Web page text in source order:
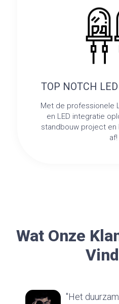
TOP NOTCH
Met de professionele
en LED integratie
standbouw project en
af!
Wat Onze
"Het